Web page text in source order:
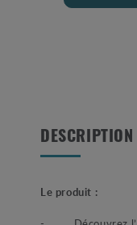
Le produit :